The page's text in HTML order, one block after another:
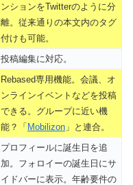
ンションをTwitterのように分
離。従来通りの本文内のタグ
付けも可能。
投稿編集に対応。
Rebased専用機能。会議、オ
ンラインイベントなどを投稿
できる。グループに近い機
能？「Mobilizon 」と連合。
プロフィールに誕生日を追
加。フォロイーの誕生日にサ
イドバーに表示。年齢要件の